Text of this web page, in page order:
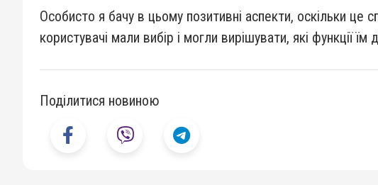
Особисто я бачу в цьому позитивні аспекти, оскільки
користувачі мали вибір і могли вирішувати, які функції їм
Поділитися новиною